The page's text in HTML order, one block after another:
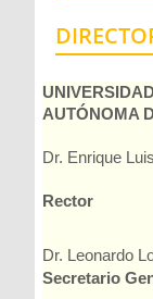
AUTÓNOMA
Dr. Enrique
Rector
Dr. Leonardo
Secretario